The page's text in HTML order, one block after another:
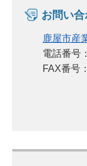
お問い
鹿屋市産
電話番号
FAX番号